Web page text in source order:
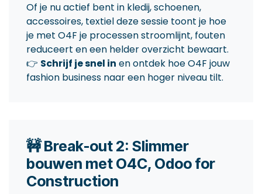
Of je nu actief bent in kledij, schoenen,
accessoires, textiel deze sessie toont je hoe
je met O4F je processen stroomlijnt, fouten
reduceert en een helder overzicht bewaart.
👉 Schrijf je snel in en ontdek hoe O4F jouw
fashion business naar een hoger niveau tilt.
🚧 Break-out 2: Slimmer
bouwen met O4C, Odoo for
Construction